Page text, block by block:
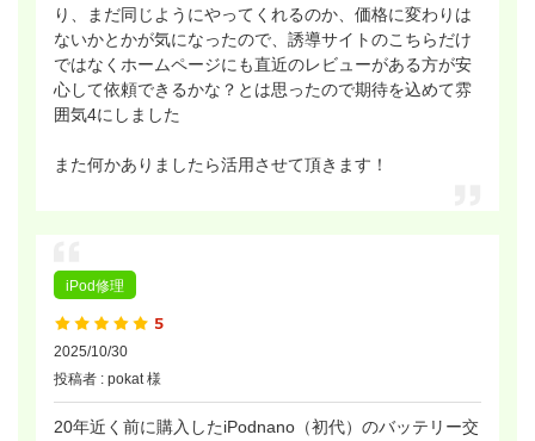
り、まだ同じようにやってくれるのか、価格に変わりは
ないかとかが気になったので、誘導サイトのこちらだけ
ではなくホームページにも直近のレビューがある方が安
心して依頼できるかな？とは思ったので期待を込めて雰
囲気4にしました
また何かありましたら活用させて頂きます！
iPod修理
2025/10/30
投稿者 : pokat 様
20年近く前に購入したiPodnano（初代）のバッテリー交